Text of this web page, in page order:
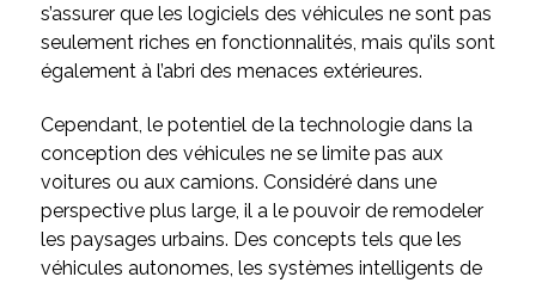
s’assurer que les logiciels des véhicules ne sont pas
seulement riches en fonctionnalités, mais qu’ils sont
également à l’abri des menaces extérieures.
Cependant, le potentiel de la technologie dans la
conception des véhicules ne se limite pas aux
voitures ou aux camions. Considéré dans une
perspective plus large, il a le pouvoir de remodeler
les paysages urbains. Des concepts tels que les
véhicules autonomes, les systèmes intelligents de